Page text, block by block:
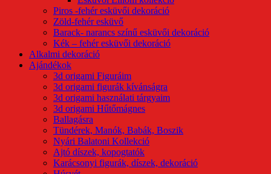
Piros -fehér esküvői dekoráció
Zöld-fehér esküvő
Barack- narancs színű esküvői dekoráció
Kék – fehér esküvői dekoráció
Alkalmi dekoráció
Ajándékok
3d origami Figuráim
3d origami figurák kívánságra
3d origami használati tárgyaim
3d origami Hűtőmágnes
Ballagásra
Tündérek, Manók, Babák, Boszik
Nyári Balatoni Kollekció
Ajtó díszek, kopogtatók
Karácsonyi figurák, díszek, dekoráció